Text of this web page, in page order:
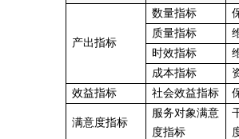
产出指标
数量指标
质量指标
时效指标
成本指标
效益指标
社会效益指标
满意度指标
服务对象满意
度指标